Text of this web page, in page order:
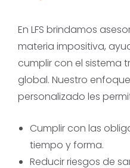
En LFS brindamos
materia impositiva,
cumplir con el sistema
global. Nuestro
personalizado les
Cumplir con las
tiempo y forma.
Reducir riesgos de